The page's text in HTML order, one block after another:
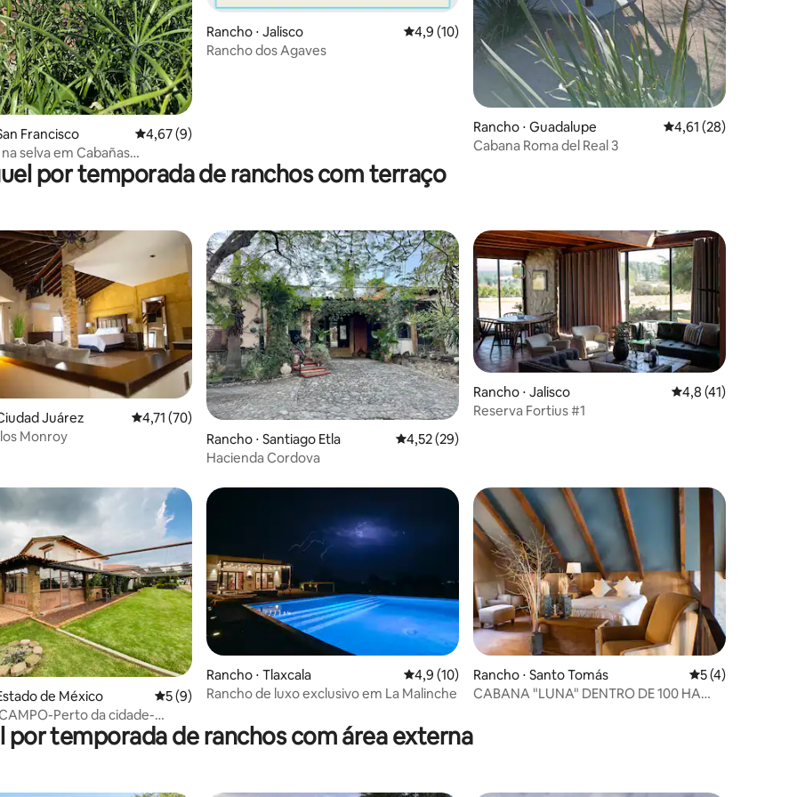
Francisco 4,67 de uma avaliação média de 5, 9 avaliações
4,67 (9)
selva em Cabañas
Rancho ⋅ Jalisco 4,9 de uma avaliação média de 5, 10 avaliações
4,9 (10)
Rancho dos Agaves
Rancho ⋅ Guadalupe 4,61 de uma
4,61 (28)
Cabana Roma del Real 3
por temporada de ranchos com terraço
de 5, 7 avaliações
Juárez 4,71 de uma avaliação média de 5, 70 avaliações
4,71 (70)
Monroy
Rancho ⋅ Santiago Etla 4,52 de uma avaliação média de 5, 29 avaliações
4,52 (29)
Hacienda Cordova
Rancho ⋅ Jalisco 4,8 de uma
4,8 (41)
Reserva Fortius #1
de 5, 23 avaliações
de México 5 de uma avaliação média de 5, 9 avaliações
5 (9)
Perto da cidade-
Rancho ⋅ Tlaxcala 4,9 de uma avaliação média de 5, 10 avaliações
4,9 (10)
Rancho de luxo exclusivo em La Malinche
Rancho ⋅ Santo Tomás 5 de uma
5 (4)
CABANA "LUNA" DENTRO DE 100 HA
por temporada de ranchos com área externa